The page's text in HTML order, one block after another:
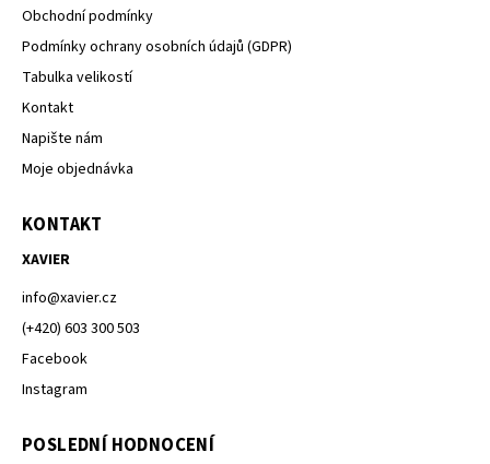
Obchodní podmínky
Podmínky ochrany osobních údajů (GDPR)
Tabulka velikostí
Kontakt
Napište nám
Moje objednávka
KONTAKT
XAVIER
info@xavier.cz
(+420) 603 300 503
Facebook
Instagram
POSLEDNÍ HODNOCENÍ